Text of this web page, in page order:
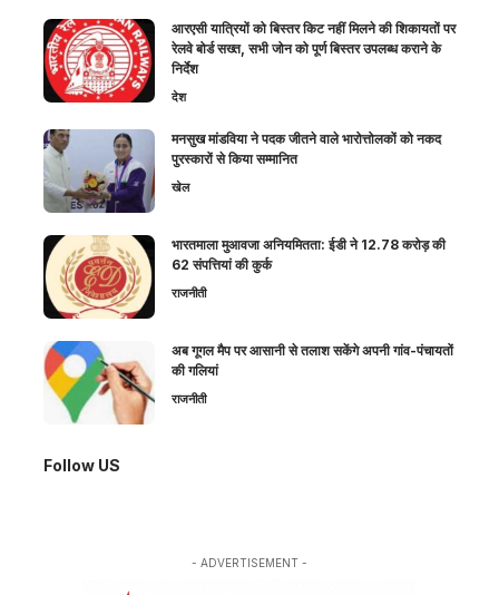
आरएसी यात्रियों को बिस्तर किट नहीं मिलने की शिकायतों पर
रेलवे बोर्ड सख्त, सभी जोन को पूर्ण बिस्तर उपलब्ध कराने के
निर्देश
देश
मनसुख मांडविया ने पदक जीतने वाले भारोत्तोलकों को नकद
पुरस्कारों से किया सम्मानित
खेल
भारतमाला मुआवजा अनियमितता: ईडी ने 12.78 करोड़ की
62 संपत्तियां की कुर्क
राजनीती
अब गूगल मैप पर आसानी से तलाश सकेंगे अपनी गांव-पंचायतों
की गलियां
राजनीती
Follow US
- ADVERTISEMENT -